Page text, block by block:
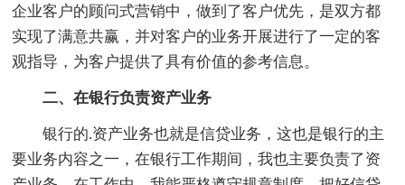
企业客户的顾问式营销中，做到了客户优先，是双方都
实现了满意共赢，并对客户的业务开展进行了一定的客
观指导，为客户提供了具有价值的参考信息。
二、在银行负责资产业务
银行的.资产业务也就是信贷业务，这也是银行的主
要业务内容之一，在银行工作期间，我也主要负责了资